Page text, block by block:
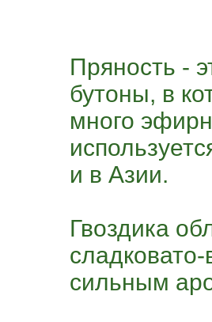
Пряность -
бутоны, в
много
и в Азии.
Гвоздика
сильным